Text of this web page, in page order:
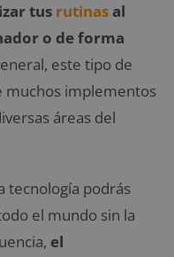
tus rutinas al
o de forma
este tipo de
implementos
áreas del
tecnología podrás
el mundo sin la
el